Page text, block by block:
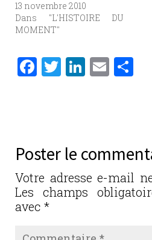
13 novembre 2010
Dans "L'HISTOIRE DU
MOMENT"
F
b
o
o
k
T
r
Li
n
E
er
Poster le
Votre adresse e-mail
Les champs
avec *